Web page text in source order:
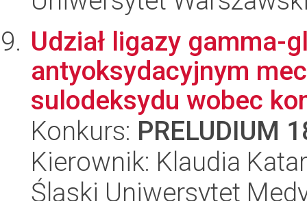
Udział ligazy gamma-
antyoksydacyjnym
sulodeksydu wobec
Konkurs: PRELUDIUM
Kierownik: Klaudia
Śląski Uniwersytet